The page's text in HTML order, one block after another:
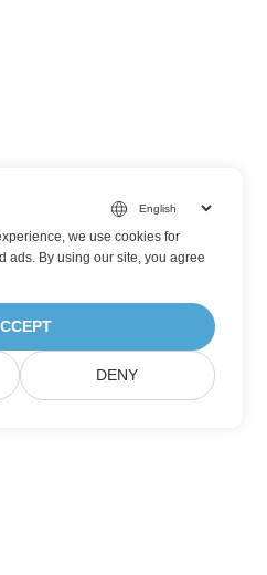
we use cookies for
ads. By using our site, you agree
DENY